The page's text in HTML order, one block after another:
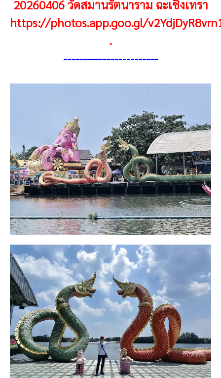
20260406 วัดสมานรัตนาราม ฉะเชิงเทรา
https://photos.app.goo.gl/
.
------------------------